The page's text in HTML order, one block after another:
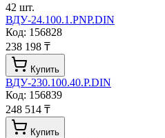
42 шт.
ВДУ-24.100.1.PNP.DIN
Код: 156828
238 198 ₸
Купить
ВДУ-230.100.40.P.DIN
Код: 156839
248 514 ₸
Купить